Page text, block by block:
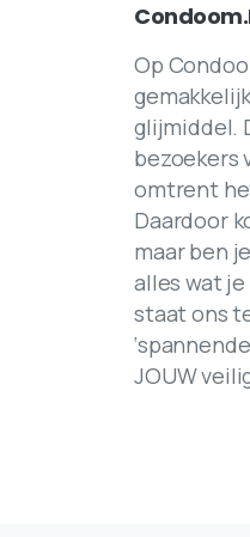
Op
glijmiddel.
bezoekers
omtrent
Daardoor
maar ben
alles wat
staat ons
JOUW